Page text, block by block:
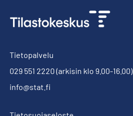
Tietopalvelu
029 551 2220 (arkisin klo 9.00-16.00)
info@stat.fi